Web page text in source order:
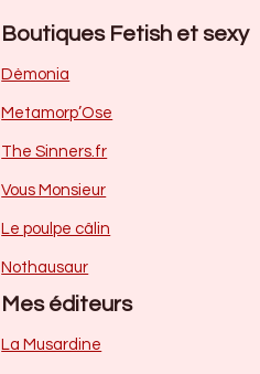
Boutiques Fetish et sexy
Dèmonia
Metamorp’Ose
The Sinners.fr
Vous Monsieur
Le poulpe câlin
Nothausaur
Mes éditeurs
La Musardine